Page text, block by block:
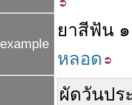
example
ยาสีฟัน ๑
หลอด
ผัดวันปร